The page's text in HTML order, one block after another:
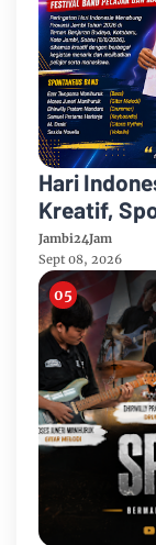
Hari
Kreatif,
Festival
Jambi24Jam
Sept 08, 2026